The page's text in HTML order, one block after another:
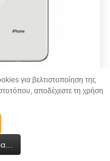
για βελτιστοποίηση της
αποδέχεστε τη χρήση